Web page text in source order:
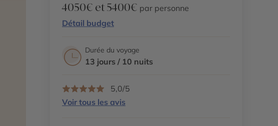
4050€ et 5400€ par personne
Détail budget
Durée du voyage
13 jours / 10 nuits
5,0/5
Voir tous les avis